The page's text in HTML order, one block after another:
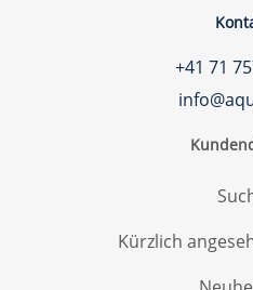
+41 71
Kürzlich